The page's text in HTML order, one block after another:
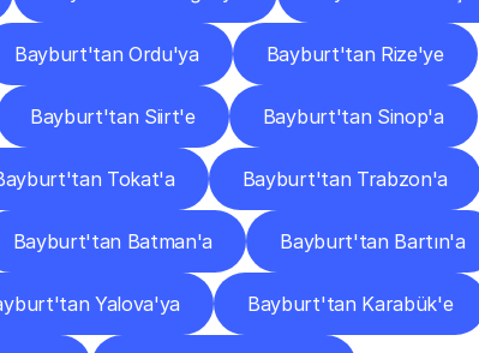
Bayburt'tan Ordu'ya Bayburt'tan Rize'ye
Bayburt'tan Siirt'e Bayburt'tan Sinop'a
Tokat'a Bayburt'tan Trabzon'a
Bayburt'tan Batman'a Bayburt'tan Bartın'a
Yalova'ya Bayburt'tan Karabük'e